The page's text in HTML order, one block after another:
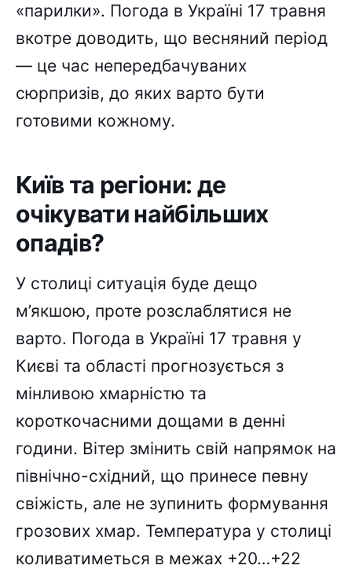
«парилки». Погода в Україні 17 травня
вкотре доводить, що весняний період
— це час непередбачуваних
сюрпризів, до яких варто бути
готовими кожному.
Київ та регіони: де
очікувати найбільших
опадів?
У столиці ситуація буде дещо
м’якшою, проте розслаблятися не
варто. Погода в Україні 17 травня у
Києві та області прогнозується з
мінливою хмарністю та
короткочасними дощами в денні
години. Вітер змінить свій напрямок на
північно-східний, що принесе певну
свіжість, але не зупинить формування
грозових хмар. Температура у столиці
коливатиметься в межах +20…+22